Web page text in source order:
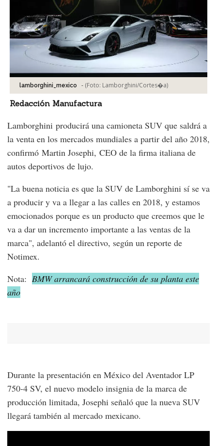
lamborghini_mexico - (Foto: Lamborghini/Cortes�a)
Redacción Manufactura
Lamborghini producirá una camioneta SUV que saldrá a
la venta en los mercados mundiales a partir del año 2018,
confirmó Martin Josephi, CEO de la firma italiana de
autos deportivos de lujo.
"La buena noticia es que la SUV de Lamborghini sí se va
a producir y va a llegar a las calles en 2018, y estamos
emocionados porque es un producto que creemos que le
va a dar un incremento importante a las ventas de la
marca", adelantó el directivo, según un reporte de
Notimex.
Nota: BMW arrancará construcción de su planta este
año
Durante la presentación en México del Aventador LP
750-4 SV, el nuevo modelo insignia de la marca de
producción limitada, Josephi señaló que la nueva SUV
llegará también al mercado mexicano.